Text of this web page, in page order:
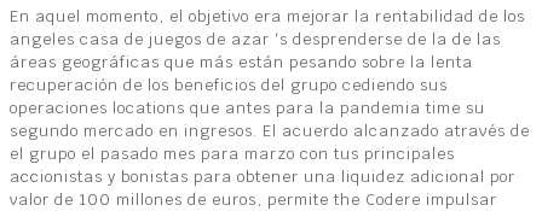
En aquel momento, el objetivo era mejorar la rentabilidad de los
angeles casa de juegos de azar ‘s desprenderse de la de las
áreas geográficas que más están pesando sobre la lenta
recuperación de los beneficios del grupo cediendo sus
operaciones locations que antes para la pandemia time su
segundo mercado en ingresos. El acuerdo alcanzado através de
el grupo el pasado mes para marzo con tus principales
accionistas y bonistas para obtener una liquidez adicional por
valor de 100 millones de euros, permite the Codere impulsar